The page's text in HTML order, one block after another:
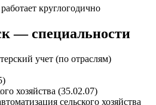
круглогодично
— специальности
учет (по отраслям)
хозяйства (35.02.07)
сельского хозяйства